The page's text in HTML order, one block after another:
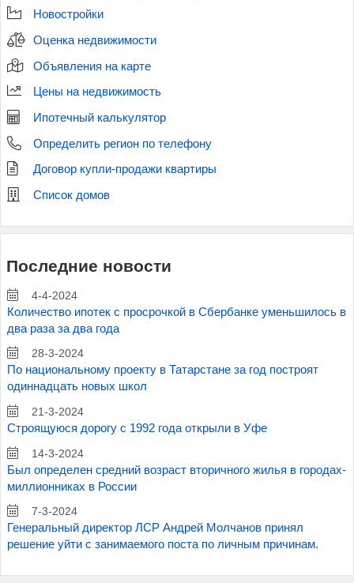
Новостройки
Оценка недвижимости
Объявления на карте
Цены на недвижимость
Ипотечный калькулятор
Определить регион по телефону
Договор купли-продажи квартиры
Список домов
Последние новости
4-4-2024
Количество ипотек с просрочкой в Сбербанке уменьшилось в
два раза за два года
28-3-2024
По национальному проекту в Татарстане за год построят
одиннадцать новых школ
21-3-2024
Строящуюся дорогу с 1992 года открыли в Уфе
14-3-2024
Был определен средний возраст вторичного жилья в городах-
миллионниках в России
7-3-2024
Генеральный директор ЛСР Андрей Молчанов принял
решение уйти с занимаемого поста по личным причинам.